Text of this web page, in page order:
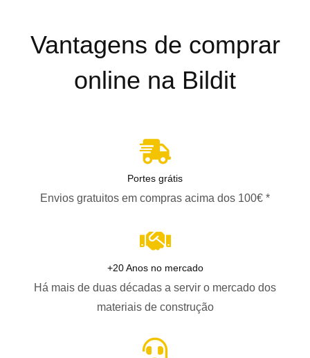
Vantagens de comprar
online na Bildit
Portes grátis
Envios gratuitos em compras acima dos 100€ *
+20 Anos no mercado
Há mais de duas décadas a servir o mercado dos
materiais de construção